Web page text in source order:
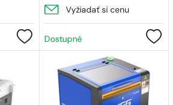
Vyžiadať si cenu
Dostupné